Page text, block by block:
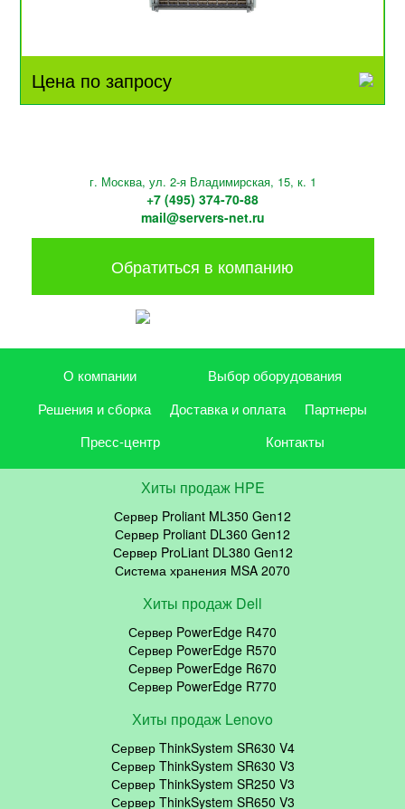
Цена по запросу
г. Москва, ул. 2-я Владимирская, 15, к. 1
+7 (495) 374-70-88
mail@servers-net.ru
Обратиться в компанию
О компании
Выбор оборудования
Решения и сборка
Доставка и оплата
Партнеры
Пресс-центр
Контакты
Хиты продаж HPE
Сервер Proliant ML350 Gen12
Сервер Proliant DL360 Gen12
Сервер ProLiant DL380 Gen12
Система хранения MSA 2070
Хиты продаж Dell
Сервер PowerEdge R470
Сервер PowerEdge R570
Сервер PowerEdge R670
Сервер PowerEdge R770
Хиты продаж Lenovo
Сервер ThinkSystem SR630 V4
Сервер ThinkSystem SR630 V3
Сервер ThinkSystem SR250 V3
Сервер ThinkSystem SR650 V3